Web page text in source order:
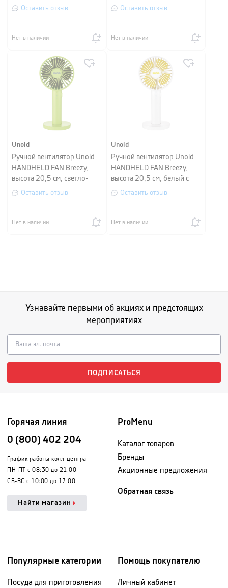
белый с желтым
Оставить отзыв
Нет в наличии
Оставить отзыв
Нет в наличии
Unold
Ручной вентилятор Unold
HANDHELD FAN Breezy,
высота 20,5 см, светло-
зеленый
Оставить отзыв
Нет в наличии
Unold
Ручной вентилятор Unold
HANDHELD FAN Breezy,
высота 20,5 см, белый с
желтым
Оставить отзыв
Нет в наличии
Узнавайте первыми об акциях и предстоящих
мероприятиях
ПОДПИСАТЬСЯ
Горячая линия
0 (800) 402 204
График работы колл-центра
ПН-ПТ с 08:30 до 21:00
СБ-ВС с 10:00 до 17:00
Найти магазин
ProMenu
Каталог товаров
Бренды
Акционные предложения
Обратная связь
Популярные категории
Посуда для приготовления
Помощь покупателю
Личный кабинет